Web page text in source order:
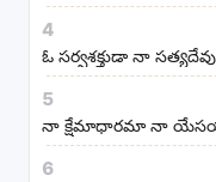
i
s
t
r
i
e
4
ఓ సర్వశక్తుడా నా
5
నా క్షేమాధారమా నా యేసయ్యా |
6